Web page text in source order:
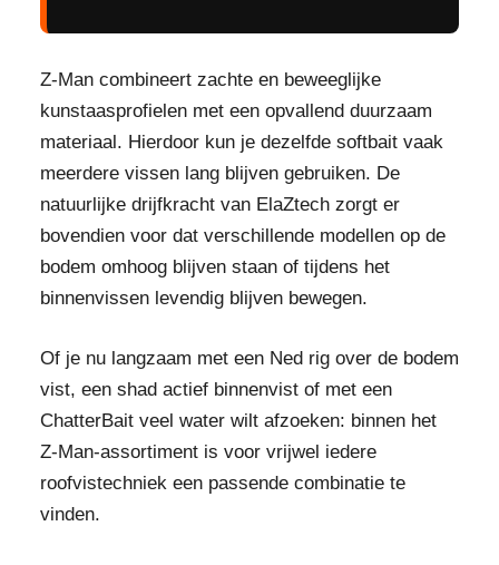
Z-Man combineert zachte en beweeglijke
kunstaasprofielen met een opvallend duurzaam
materiaal. Hierdoor kun je dezelfde softbait vaak
meerdere vissen lang blijven gebruiken. De
natuurlijke drijfkracht van ElaZtech zorgt er
bovendien voor dat verschillende modellen op de
bodem omhoog blijven staan of tijdens het
binnenvissen levendig blijven bewegen.
Of je nu langzaam met een Ned rig over de bodem
vist, een shad actief binnenvist of met een
ChatterBait veel water wilt afzoeken: binnen het
Z-Man-assortiment is voor vrijwel iedere
roofvistechniek een passende combinatie te
vinden.